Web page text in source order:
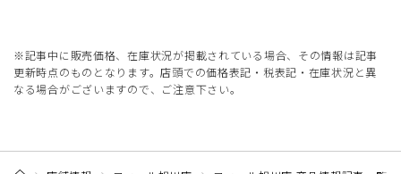
※記事中に販売価格、在庫状況が掲載されている場合、その情報は記事
更新時点のものとなります。店頭での価格表記・税表記・在庫状況と異
なる場合がございますので、ご注意下さい。